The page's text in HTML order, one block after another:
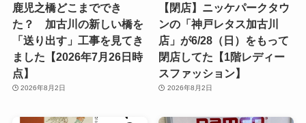
鹿児之橋どこまででき
た？ 加古川の新しい橋を
「送り出す」工事を見てき
ました【2026年7月26日時
点】
2026年8月2日
【閉店】ニッケパークタウ
ンの「神戸レタス加古川
店」が6/28（日）をもって
閉店してた【1階レディー
スファッション】
2026年8月2日